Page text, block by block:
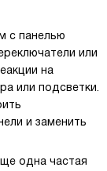
с панелью
или
на
или подсветки.
и заменить
одна частая